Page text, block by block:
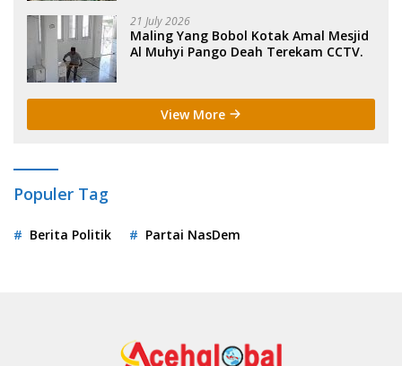
21 July 2026
Maling Yang Bobol Kotak Amal Mesjid
Al Muhyi Pango Deah Terekam CCTV.
View More
Populer Tag
Berita Politik Partai NasDem